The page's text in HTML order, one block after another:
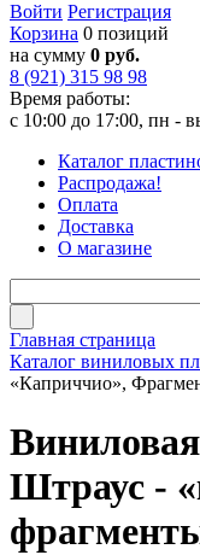
Войти Регистрация
Корзина 0 позиций
на сумму 0 руб.
8 (921) 315 98 98
Время работы:
с 10:00 до 17:00, пн -
Каталог
Распродажа!
Оплата
Доставка
О магазине
Главная страница
Каталог виниловых
«Каприччио»,
Штраус -